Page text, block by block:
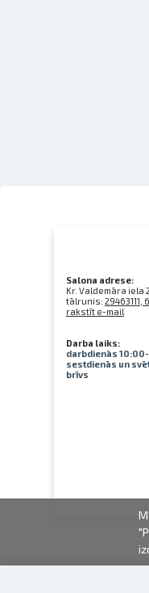
Salona adrese:
Kr. Valdemāra iela
tālrunis: 29463111,
rakstīt e-mail
Darba laiks:
darbdienās
sestdienās un
brīvs